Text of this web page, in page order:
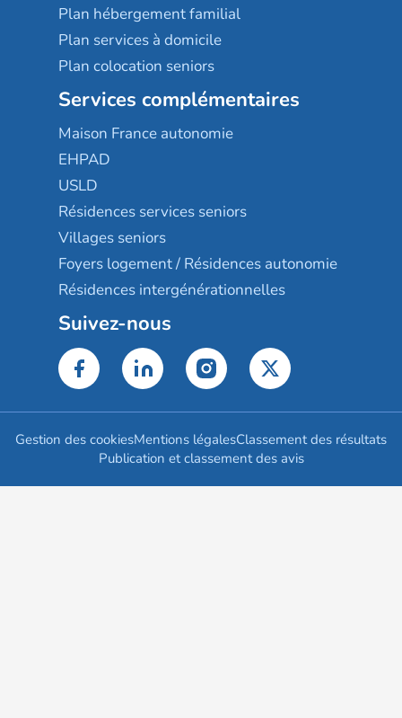
Plan hébergement familial
Plan services à domicile
Plan colocation seniors
Services complémentaires
Maison France autonomie
EHPAD
USLD
Résidences services seniors
Villages seniors
Foyers logement / Résidences autonomie
Résidences intergénérationnelles
Suivez-nous
Gestion des cookiesMentions légalesClassement des résultats
Publication et classement des avis